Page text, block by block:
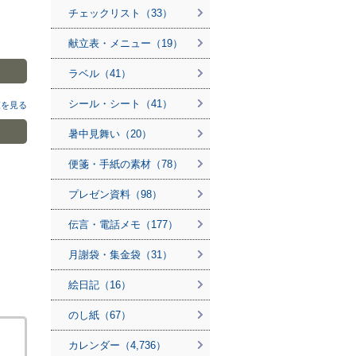
見る
チェックリスト（33）
献立表・メニュー（19）
ラベル（41）
シール・シート（41）
暑中見舞い（20）
便箋・手紙の素材（78）
プレゼン資料（98）
伝言・電話メモ（177）
月謝袋・集金袋（31）
絵日記（16）
のし紙（67）
カレンダー（4,736）